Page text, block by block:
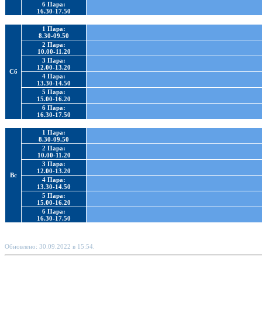
6 Пара:
16.30-17.50
Сб
1 Пара:
8.30-09.50
2 Пара:
10.00-11.20
3 Пара:
12.00-13.20
4 Пара:
13.30-14.50
5 Пара:
15.00-16.20
6 Пара:
16.30-17.50
Вс
1 Пара:
8.30-09.50
2 Пара:
10.00-11.20
3 Пара:
12.00-13.20
4 Пара:
13.30-14.50
5 Пара:
15.00-16.20
6 Пара:
16.30-17.50
Обновлено: 30.09.2022 в 15:54.